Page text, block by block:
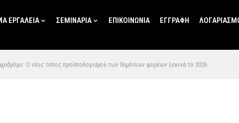
ΕΡΓΑΛΕΙΑ ΣΕΜΙΝΑΡΙΑ ΕΠΙΚΟΙΝΩΝΙΑ ΕΓΓΡΑΦΗ
Ο νέος τύπος προϋπολογισμού των δημόσιων φορέων ξεκινά το 2026